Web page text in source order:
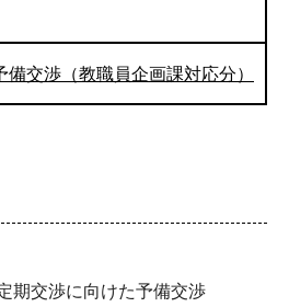
交渉（教職員企画課対応分）
交渉に向けた予備交渉